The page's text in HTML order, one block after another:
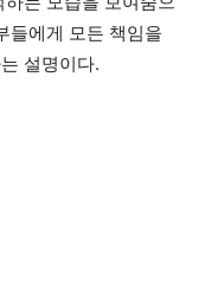
들에게 모든 책임을
설명이다.